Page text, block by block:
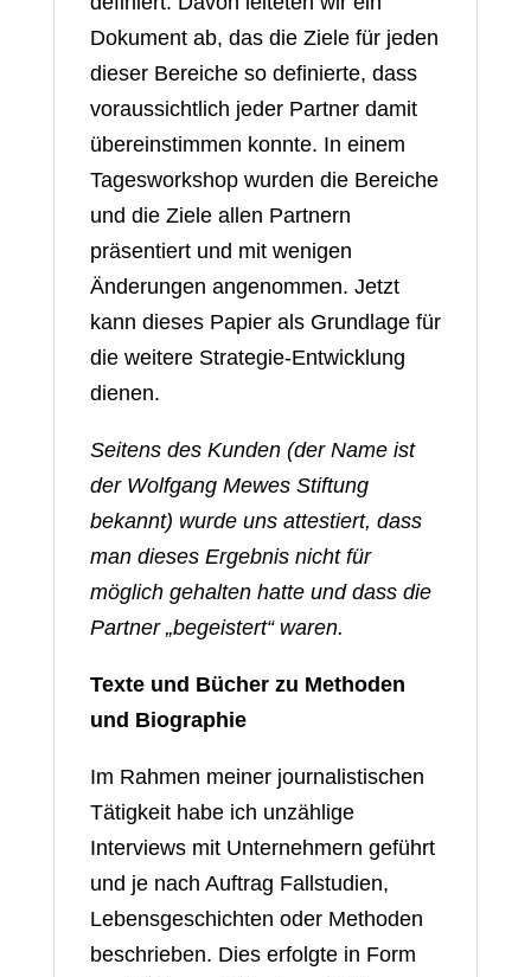
Dokument ab, das die Ziele für jeden
dieser Bereiche so definierte, dass
voraussichtlich jeder Partner damit
übereinstimmen konnte. In einem
Tagesworkshop wurden die Bereiche
und die Ziele allen Partnern
präsentiert und mit wenigen
Änderungen angenommen. Jetzt
kann dieses Papier als Grundlage für
die weitere Strategie-Entwicklung
dienen.
Seitens des Kunden (der Name ist
der Wolfgang Mewes Stiftung
bekannt) wurde uns attestiert, dass
man dieses Ergebnis nicht für
möglich gehalten hatte und dass die
Partner „begeistert“ waren.
Texte und Bücher zu Methoden
und Biographie
Im Rahmen meiner journalistischen
Tätigkeit habe ich unzählige
Interviews mit Unternehmern geführt
und je nach Auftrag Fallstudien,
Lebensgeschichten oder Methoden
beschrieben. Dies erfolgte in Form